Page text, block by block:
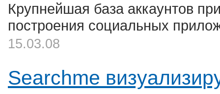
Крупнейшая база аккаунтов
построения социальных
15.03.08
Searchme